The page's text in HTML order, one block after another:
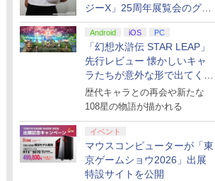
ジーX」25周年展覧会のグッ
ズ情報が公開
Android iOS PC
「幻想水滸伝 STAR LEAP」
先行レビュー 懐かしいキャ
ラたちが意外な形で出てくる
シリーズ完全新作！
歴代キャラとの再会や新たな
108星の物語が描かれる
イベント
マウスコンピューターが「東
京ゲームショウ2026」出展
特設サイトを公開